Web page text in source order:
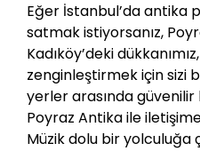
Eğer İstanbul’da antika
satmak istiyorsanız,
Kadıköy’deki
zenginleştirmek için sizi
yerler arasında güvenilir
Poyraz Antika ile
Müzik dolu bir yolculuğa